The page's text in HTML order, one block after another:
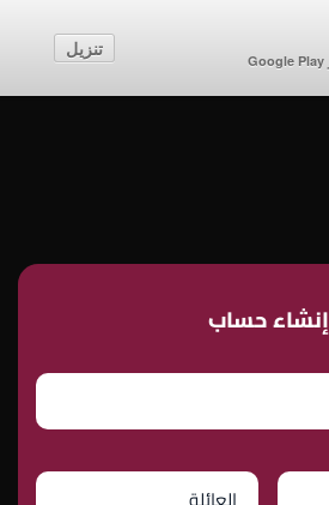
تنزيل
إنشاء حساب
إنشاء حساب